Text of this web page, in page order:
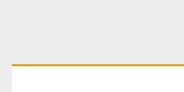
Primary